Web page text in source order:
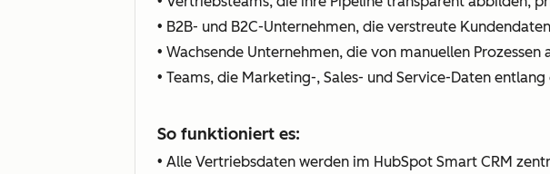
• B2B- und B2C-Unternehmen, die verstreute
• Wachsende Unternehmen, die von manuellen
• Teams, die Marketing-, Sales- und Service-Daten
So funktioniert es:
• Alle Vertriebsdaten werden im HubSpot Smart CRM